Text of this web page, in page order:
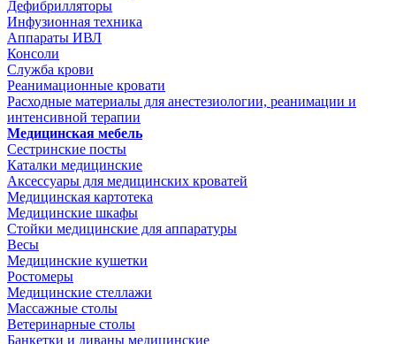
Дефибрилляторы
Инфузионная техника
Аппараты ИВЛ
Консоли
Служба крови
Реанимационные кровати
Расходные материалы для анестезиологии, реанимации и
интенсивной терапии
Медицинская мебель
Сестринские посты
Каталки медицинские
Аксессуары для медицинских кроватей
Медицинская картотека
Медицинские шкафы
Стойки медицинские для аппаратуры
Весы
Медицинские кушетки
Ростомеры
Медицинские стеллажи
Массажные столы
Ветеринарные столы
Банкетки и диваны медицинские